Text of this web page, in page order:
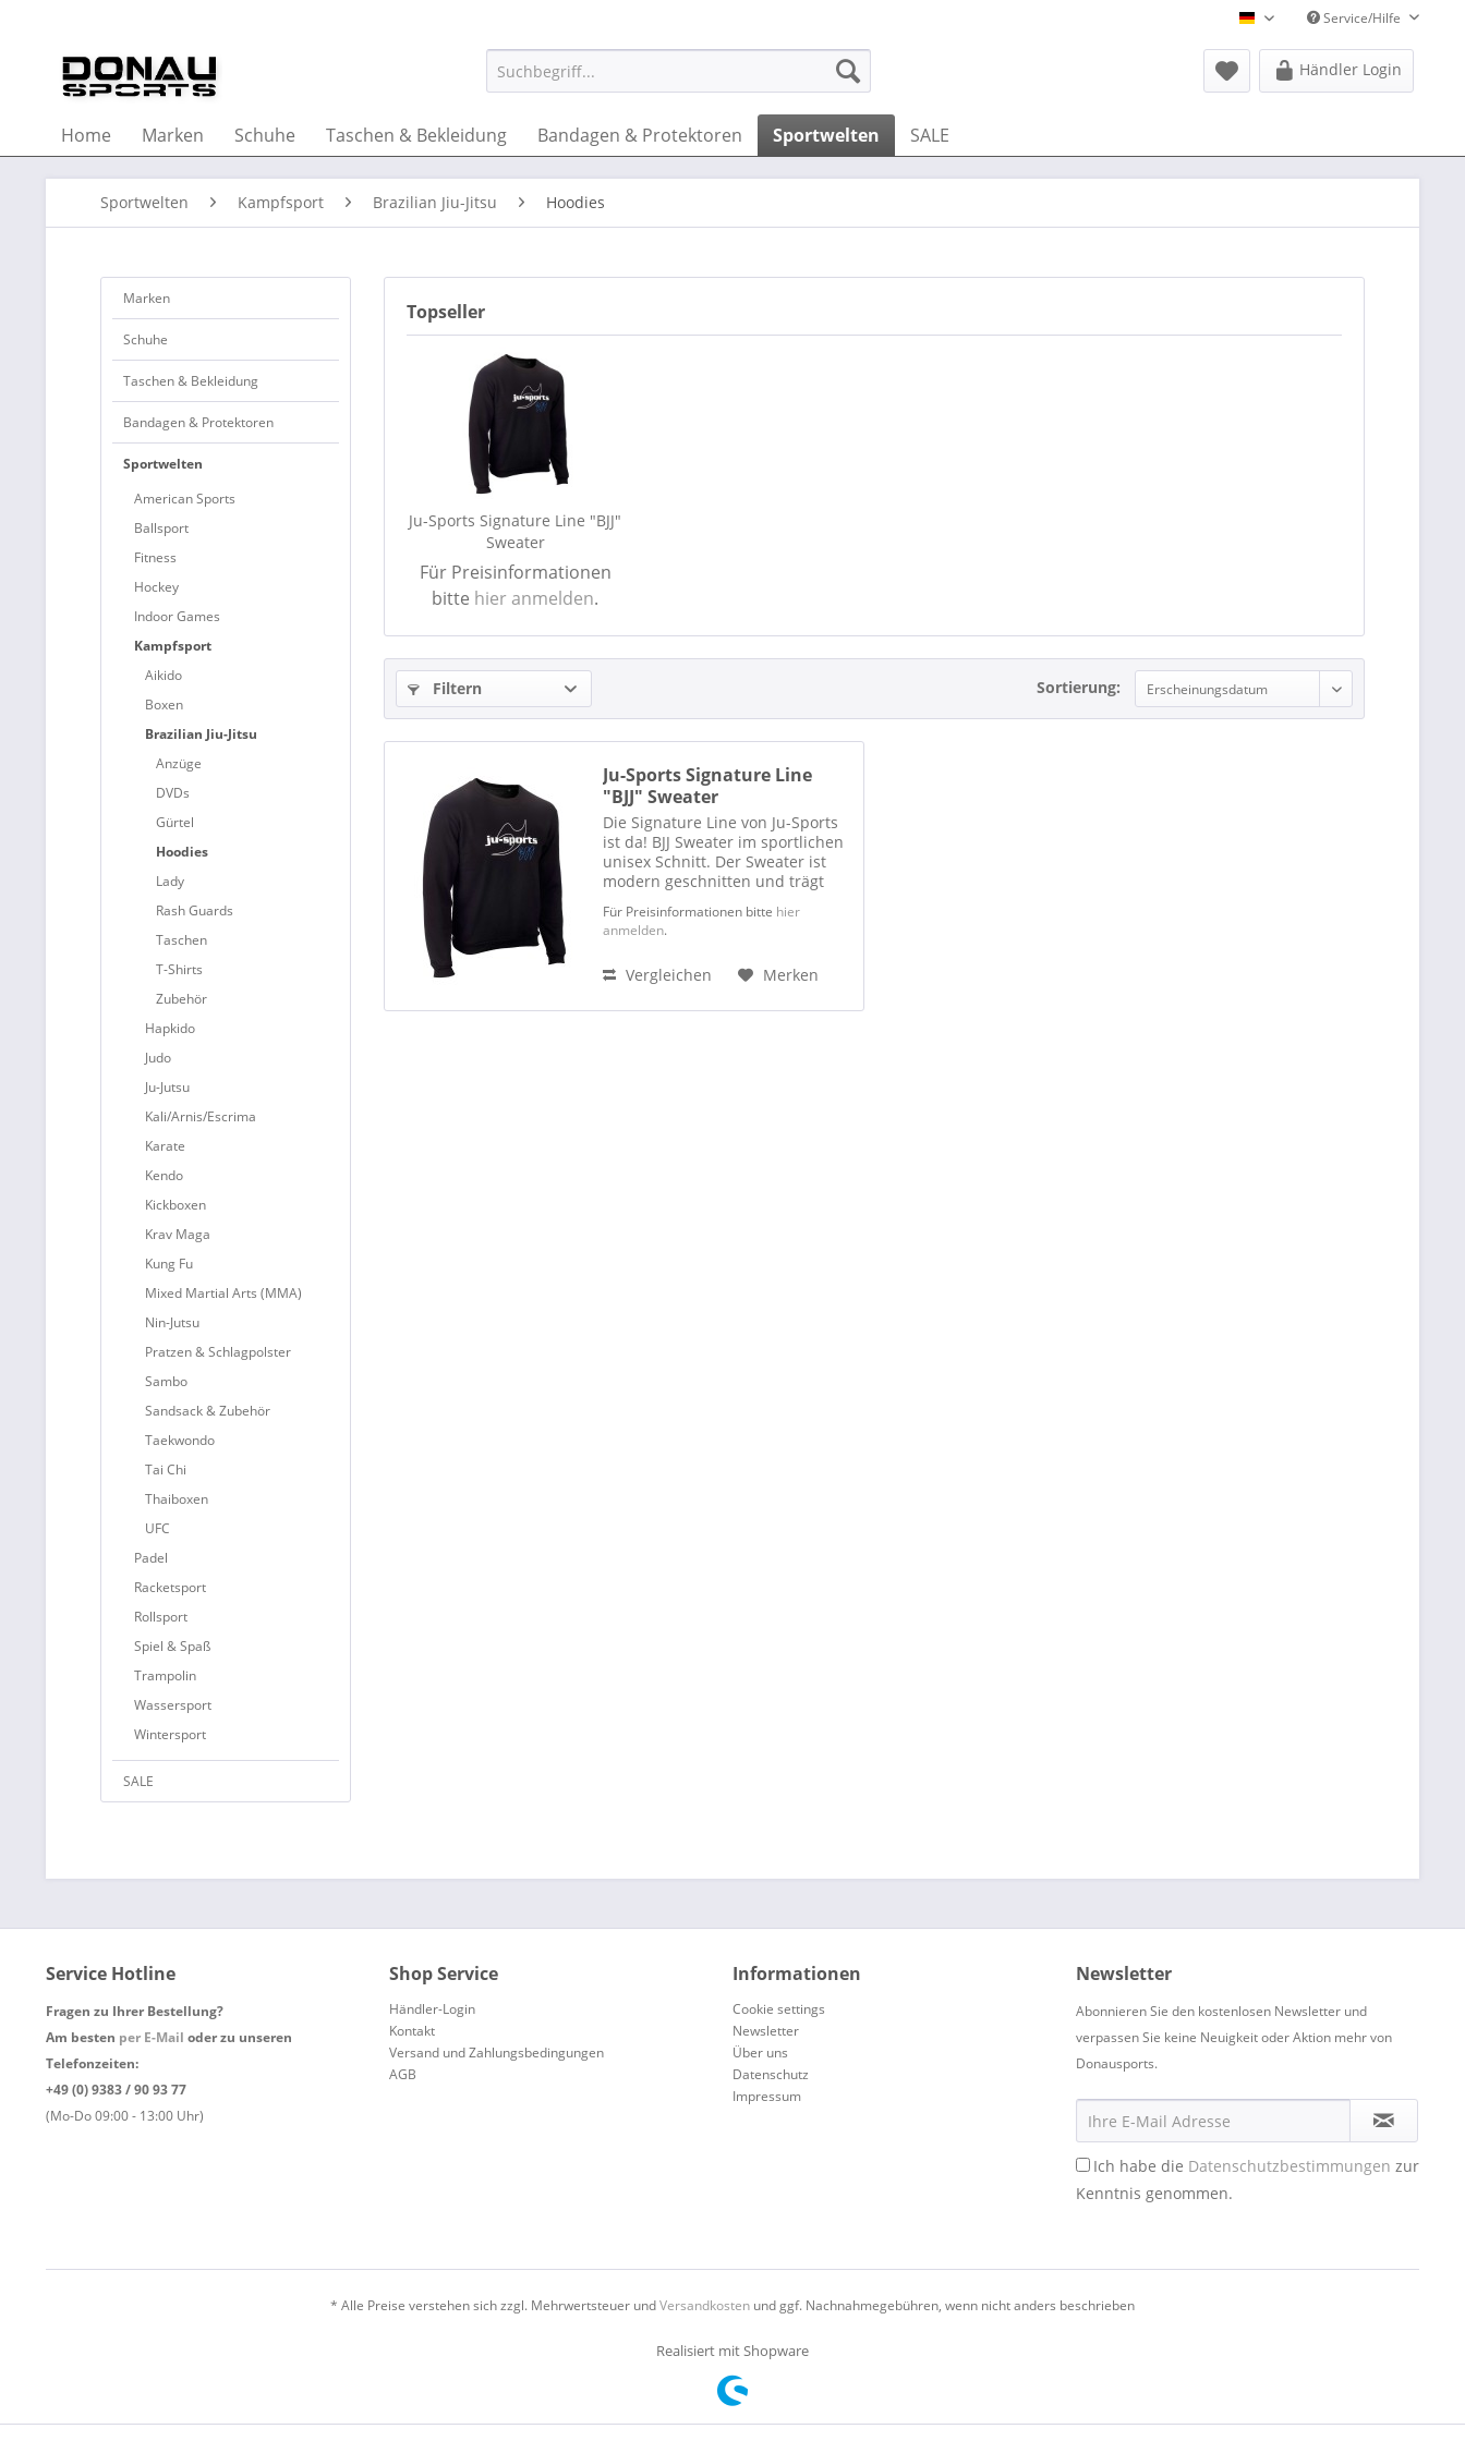
Donausports Deutsch
Service/Hilfe
Händler Login
Home Marken Schuhe Taschen & Bekleidung Bandagen & Protektoren Sportwelten SALE
Sportwelten Kampfsport Brazilian Jiu-Jitsu Hoodies
Marken
Schuhe
Taschen & Bekleidung
Bandagen & Protektoren
Sportwelten
American Sports
Ballsport
Fitness
Hockey
Indoor Games
Kampfsport
Aikido
Boxen
Brazilian Jiu-Jitsu
Anzüge
DVDs
Gürtel
Hoodies
Lady
Rash Guards
Taschen
T-Shirts
Zubehör
Hapkido
Judo
Ju-Jutsu
Kali/Arnis/Escrima
Karate
Kendo
Kickboxen
Krav Maga
Kung Fu
Mixed Martial Arts (MMA)
Nin-Jutsu
Pratzen & Schlagpolster
Sambo
Sandsack & Zubehör
Taekwondo
Tai Chi
Thaiboxen
UFC
Padel
Racketsport
Rollsport
Spiel & Spaß
Trampolin
Wassersport
Wintersport
SALE
Topseller
Ju-Sports Signature Line "BJJ"
Sweater
Für Preisinformationen
bitte hier anmelden.
Filtern Sortierung:
Ju-Sports Signature Line
"BJJ" Sweater
Die Signature Line von Ju-Sports
ist da! BJJ Sweater im sportlichen
unisex Schnitt. Der Sweater ist
modern geschnitten und trägt
oder in der Freizeit. Mit Logo-
Aufdruck und dezentem BJJ
Für Preisinformationen bitte hier
anmelden.
Vergleichen Merken
Service Hotline
Fragen zu Ihrer Bestellung?
Am besten per E-Mail oder zu unseren
Telefonzeiten:
+49 (0) 9383 / 90 93 77
(Mo-Do 09:00 - 13:00 Uhr)
Shop Service
Händler-Login
Kontakt
Versand und Zahlungsbedingungen
AGB
Informationen
Cookie settings
Newsletter
Über uns
Datenschutz
Impressum
Newsletter
Abonnieren Sie den kostenlosen Newsletter und
verpassen Sie keine Neuigkeit oder Aktion mehr von
Donausports.
Ich habe die Datenschutzbestimmungen zur
Kenntnis genommen.
* Alle Preise verstehen sich zzgl. Mehrwertsteuer undVersandkosten und ggf. Nachnahmegebühren, wenn nicht anders beschrieben
Realisiert mit Shopware